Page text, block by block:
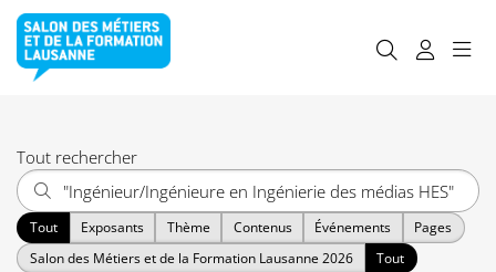
Tout rechercher
Tout Exposants Thème Contenus Événements
Pages
Salon des Métiers et de la Formation Lausanne 2026
Tout